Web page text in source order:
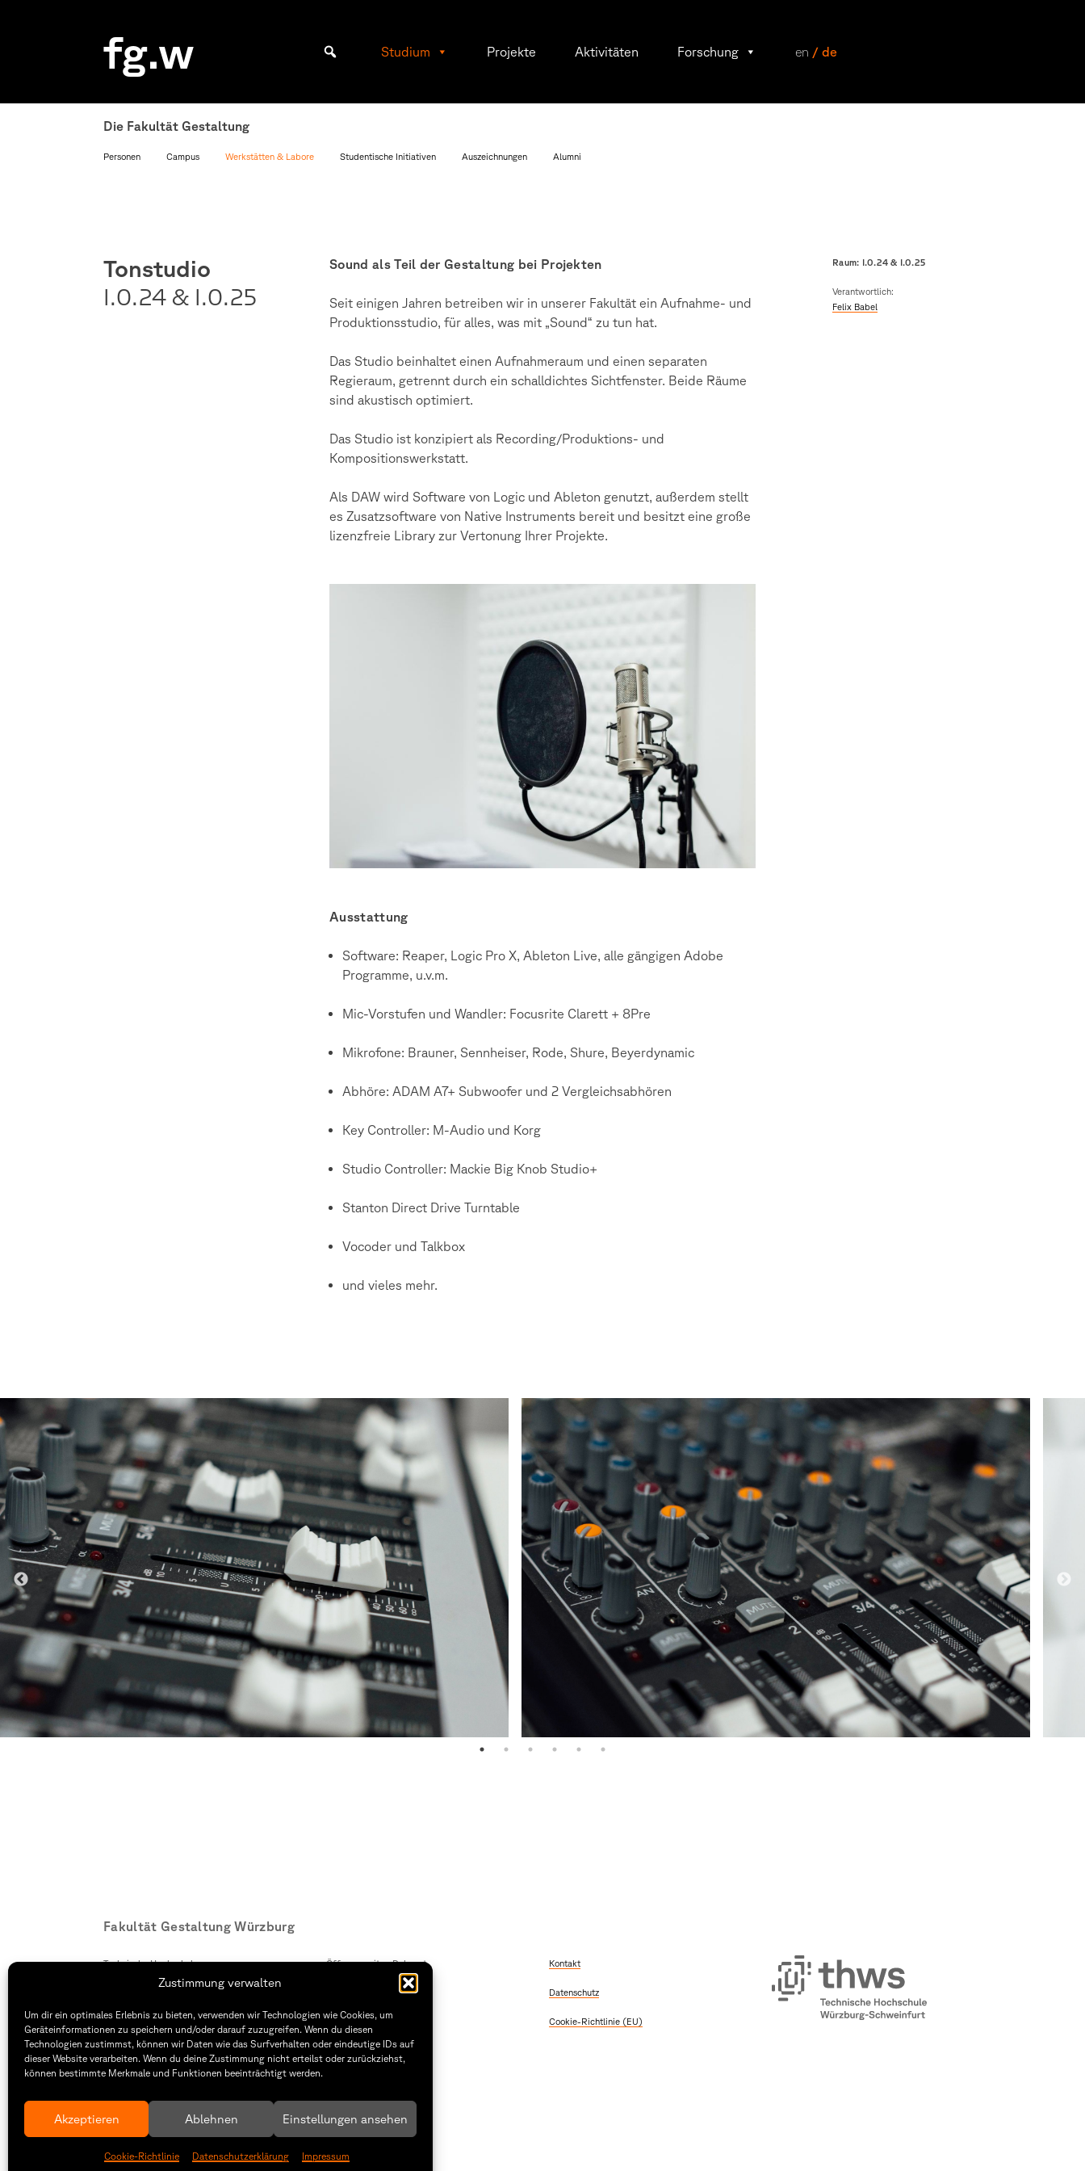
Zustimmung verwalten
Um dir ein optimales Erlebnis zu bieten, verwenden wir Technologien wie Cookies, um
Geräteinformationen zu speichern und/oder darauf zuzugreifen. Wenn du diesen
Technologien zustimmst, können wir Daten wie das Surfverhalten oder eindeutige IDs auf
dieser Website verarbeiten. Wenn du deine Zustimmung nicht erteilst oder zurückziehst,
können bestimmte Merkmale und Funktionen beeinträchtigt werden.
Akzeptieren Ablehnen Einstellungen ansehen
Cookie-Richtlinie Datenschutzerklärung Impressum
fg.w
Bachelor Kommunikationsdesign und Master Design & Information studieren
Studium Projekte Aktivitäten Forschung en / de
Die Fakultät Gestaltung
Personen Campus Werkstätten & Labore Studentische Initiativen Auszeichnungen Alumni
Tonstudio
I.0.24 & I.0.25
Sound als Teil der Gestaltung bei Projekten
Seit einigen Jahren betreiben wir in unserer Fakultät ein Aufnahme- und
Produktionsstudio, für alles, was mit „Sound“ zu tun hat.
Das Studio beinhaltet einen Aufnahmeraum und einen separaten
Regieraum, getrennt durch ein schalldichtes Sichtfenster. Beide Räume
sind akustisch optimiert.
Das Studio ist konzipiert als Recording/Produktions- und
Kompositionswerkstatt.
Als DAW wird Software von Logic und Ableton genutzt, außerdem stellt
es Zusatzsoftware von Native Instruments bereit und besitzt eine große
lizenzfreie Library zur Vertonung Ihrer Projekte.
Ausstattung
Software: Reaper, Logic Pro X, Ableton Live, alle gängigen Adobe
Programme, u.v.m.
Mic-Vorstufen und Wandler: Focusrite Clarett + 8Pre
Mikrofone: Brauner, Sennheiser, Rode, Shure, Beyerdynamic
Abhöre: ADAM A7+ Subwoofer und 2 Vergleichsabhören
Key Controller: M-Audio und Korg
Studio Controller: Mackie Big Knob Studio+
Stanton Direct Drive Turntable
Vocoder und Talkbox
und vieles mehr.
Raum: I.0.24 & I.0.25
Verantwortlich:
Felix Babel
Fakultät Gestaltung Würzburg
Technische Hochschule
Würzburg-Schweinfurt
97074 Würzburg
tel: +49 931 35 11 93 02
mail: dekanat.fg@thws.de
Öffnungszeiten Dekanat
Dienstag & Donnerstag
8:30 – 15:30
Raum: I.1.29
Kontakt
Datenschutz
Cookie-Richtlinie (EU)